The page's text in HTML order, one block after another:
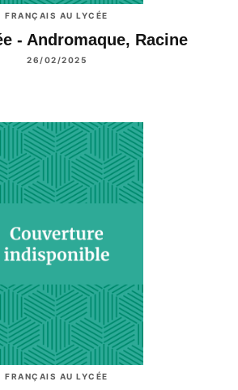
FRANÇAIS AU LYCÉE
- Andromaque, Racine
26/02/2025
FRANÇAIS AU LYCÉE